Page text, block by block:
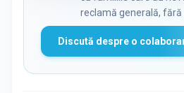
reclamă generală, fără
Discută despre o